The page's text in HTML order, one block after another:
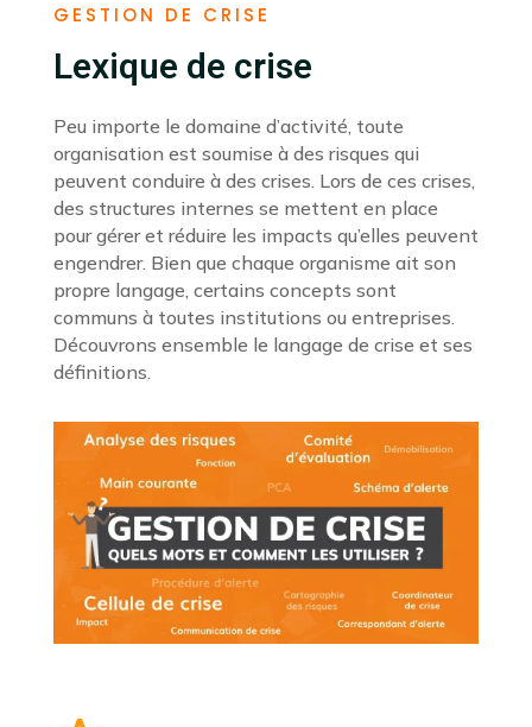
GESTION DE CRISE
Lexique de crise
Peu importe le domaine d’activité, toute
organisation est soumise à des risques qui
peuvent conduire à des crises. Lors de ces crises,
des structures internes se mettent en place
pour gérer et réduire les impacts qu’elles peuvent
engendrer. Bien que chaque organisme ait son
propre langage, certains concepts sont
communs à toutes institutions ou entreprises.
Découvrons ensemble le langage de crise et ses
définitions.